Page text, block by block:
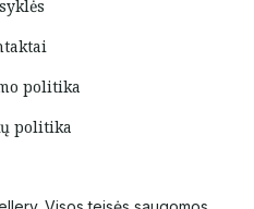
politika
politika